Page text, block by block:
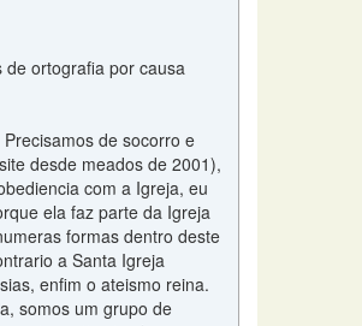
ortografia por causa
de socorro e
desde meados de 2001),
com a Igreja, eu
ela faz parte da Igreja
formas dentro deste
a Santa Igreja
enfim o ateismo reina.
somos um grupo de